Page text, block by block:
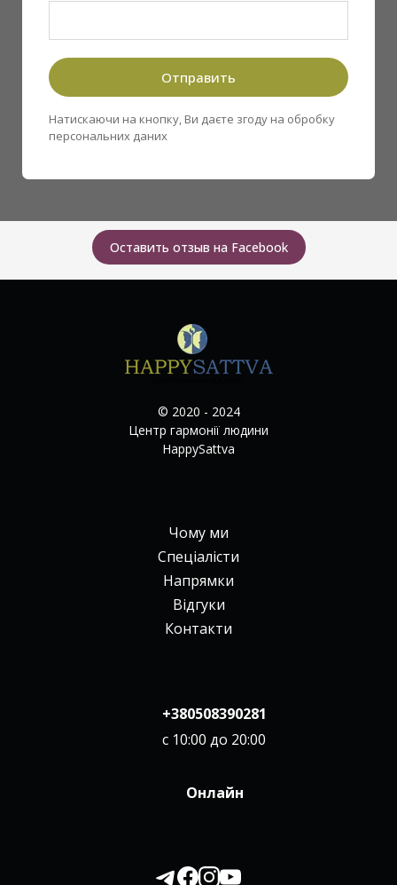
Отправить
Натискаючи на кнопку, Ви даєте згоду на обробку
персональних даних
Оставить отзыв на Facebook
© 2020 - 2024
Центр гармонії людини
HappySattva
Чому ми
Спеціалісти
Напрямки
Відгуки
Контакти
+380508390281
с 10:00 до 20:00
Онлайн